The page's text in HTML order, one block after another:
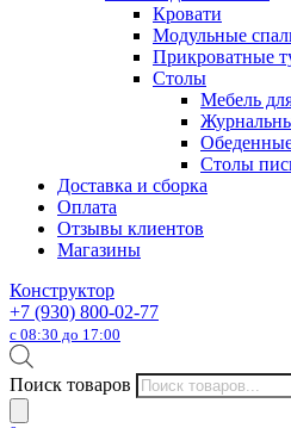
Кровати
Модульные
Прикроватные
Столы
Мебель
Столы
Доставка и сборка
Оплата
Отзывы клиентов
Магазины
Конструктор
+7 (930) 800-02-77
с 08:30 до 17:00
Поиск товаров